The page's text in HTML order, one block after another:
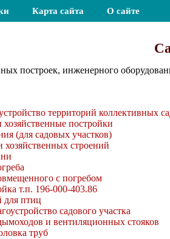
Карта сайта О сайте
построек, инженерного
территорий коллективных
постройки
(для садовых участков)
строений
с погребом
т.п. 196-000-403.86
для птиц
садового участка
и вентиляционных стояков
труб